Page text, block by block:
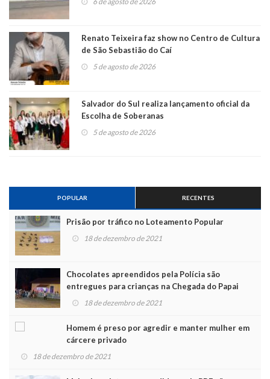
Renato Teixeira faz show no Centro de Cultura
de São Sebastião do Caí
5 de agosto de 2026
Salvador do Sul realiza lançamento oficial da
Escolha de Soberanas
5 de agosto de 2026
POPULAR RECENTES
Prisão por tráfico no Loteamento Popular
18 de dezembro de 2021
Chocolates apreendidos pela Polícia são
entregues para crianças na Chegada do Papai
Noel
18 de dezembro de 2021
Homem é preso por agredir e manter mulher em
cárcere privado
18 de dezembro de 2021